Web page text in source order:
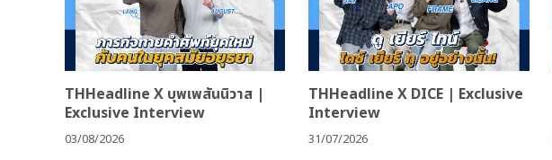
THHeadline X บุพเพสันนิวาส |
Exclusive Interview
03/08/2026
THHeadline X DICE | Exclusive
Interview
31/07/2026